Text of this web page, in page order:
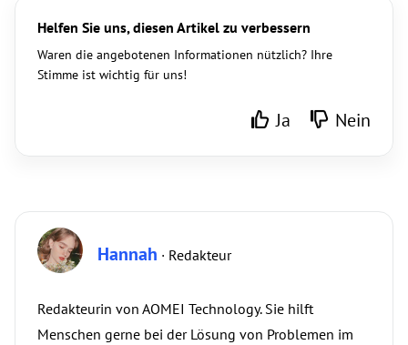
Helfen Sie uns, diesen Artikel zu verbessern
Waren die angebotenen Informationen nützlich? Ihre
Stimme ist wichtig für uns!
Ja Nein
Hannah · Redakteur
Redakteurin von AOMEI Technology. Sie hilft
Menschen gerne bei der Lösung von Problemen im